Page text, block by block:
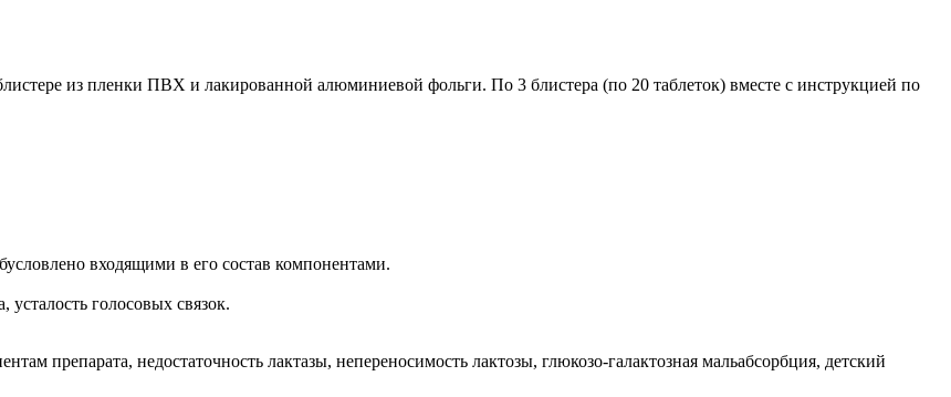
из пленки ПВХ и лакированной алюминиевой фольги. По 3 блистера (по 20 таблеток) вместе с инструкцией по
входящими в его состав компонентами.
голосовых связок.
препарата, недостаточность лактазы, непереносимость лактозы, глюкозо-галактозная мальабсорбция, детский